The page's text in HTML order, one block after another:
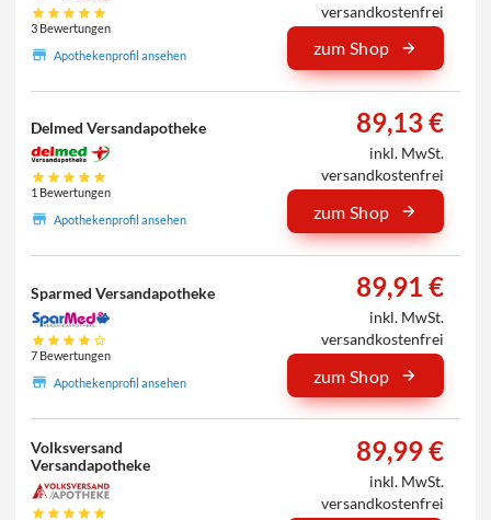
3 Bewertungen
Apothekenprofil ansehen
versandkostenfrei
zum Shop
Delmed Versandapotheke
1 Bewertungen
Apothekenprofil ansehen
89,13 €
inkl. MwSt.
versandkostenfrei
zum Shop
Sparmed Versandapotheke
7 Bewertungen
Apothekenprofil ansehen
89,91 €
inkl. MwSt.
versandkostenfrei
zum Shop
Volksversand
Versandapotheke
89,99 €
inkl. MwSt.
versandkostenfrei